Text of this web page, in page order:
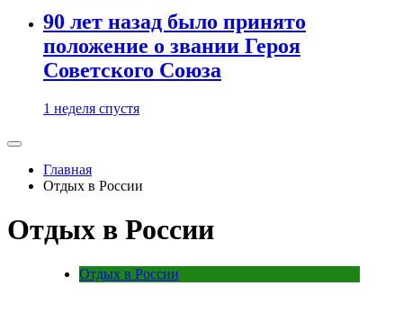
90 лет назад было принято
положение о звании Героя
Советского Союза
1 неделя спустя
Главная
Отдых в России
Отдых в России
Отдых в России